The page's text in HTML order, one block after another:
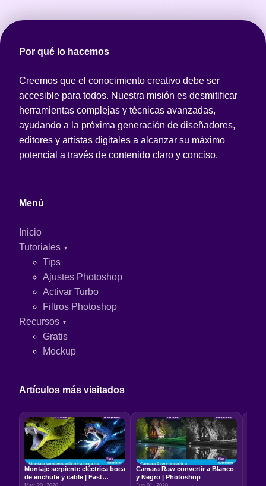
Por qué lo hacemos
Creemos que el conocimiento creativo debe ser
accesible para todos. Nuestra misión es desmitificar
herramientas complejas y técnicas avanzadas,
ayudando a la próxima generación de diseñadores,
editores y artistas digitales a alcanzar su máximo
potencial a través de contenido claro y conciso.
Menú
Inicio
Tutoriales
Tips
Ajustes Photoshop
Activar Turbo
Filtros Photoshop
Recursos
Gratis
Mockup
Artículos más visitados
Montaje serpiente eléctrica boca
de enchufe y cable | Fast
Camara Raw convertir a Blanco
y Negro | Photoshop